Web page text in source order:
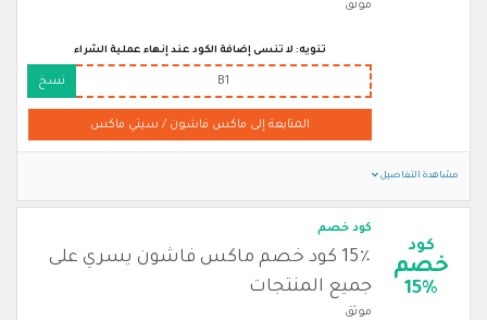
موثق
تنويه: لا تنسى إضافة الكود عند إنهاء عملية الشراء
B1 نسخ
المتابعة إلى ماكس فاشون / سيتي ماكس
مشاهدة التفاصيل
كود
خصم
15%
كود خصم
15٪ كود خصم ماكس فاشون يسري على
جميع المنتجات
موثق